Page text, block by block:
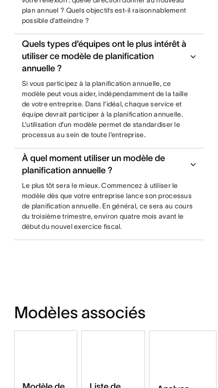
plan annuel ? Quels objectifs est-il raisonnablement
possible d’atteindre ?
Quels types d’équipes ont le plus intérêt à
utiliser ce modèle de planification
annuelle ?
Si vous participez à la planification annuelle, ce
modèle peut vous aider, indépendamment de la taille
de votre entreprise. Dans l’idéal, chaque service et
équipe devrait participer à la planification annuelle.
L’utilisation d’un modèle permet de standardiser le
processus au sein de toute l’entreprise.
À quel moment utiliser un modèle de
planification annuelle ?
Le plus tôt sera le mieux. Commencez à utiliser le
modèle dès que votre entreprise lance son processus
de planification annuelle. En général, ce sera au cours
du troisième trimestre, environ quatre mois avant le
début du nouvel exercice fiscal.
Modèles associés